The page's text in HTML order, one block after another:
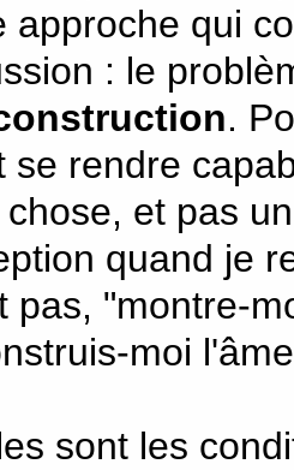
approche qui
: le
.
se rendre
et pas
quand je
pas, "montre-
moi
sont les